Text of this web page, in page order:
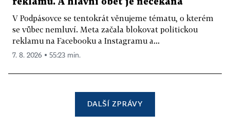
V Podpásovce se tentokrát věnujeme tématu, o kterém
se vůbec nemluví. Meta začala blokovat politickou
reklamu na Facebooku a Instagramu a...
7. 8. 2026 ▪ 55:23 min.
DALŠÍ ZPRÁVY